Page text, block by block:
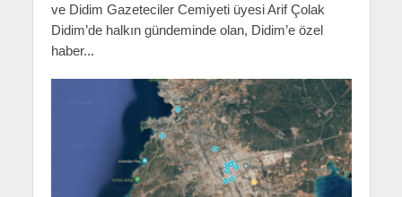
ve Didim Gazeteciler Cemiyeti üyesi Arif Çolak
Didim’de halkın gündeminde olan, Didim’e özel
haber...